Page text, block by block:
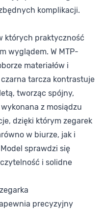
komplikacji.
których praktyczność
wyglądem. W MTP-
materiałów i
tarcza kontrastuje
tworząc spójny,
z mosiądzu
dzięki którym zegarek
w biurze, jak i
sprawdzi się
i solidne
precyzyjny